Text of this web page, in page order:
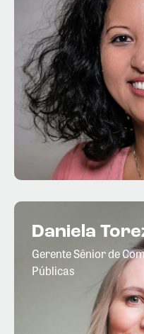
Daniela
Gerente Sênior de
Públicas